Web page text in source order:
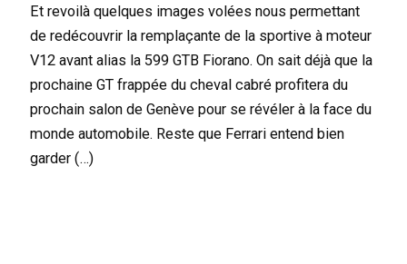
Et revoilà quelques images volées nous permettant
de redécouvrir la remplaçante de la sportive à moteur
V12 avant alias la 599 GTB Fiorano. On sait déjà que la
prochaine GT frappée du cheval cabré profitera du
prochain salon de Genève pour se révéler à la face du
monde automobile. Reste que Ferrari entend bien
garder (…)